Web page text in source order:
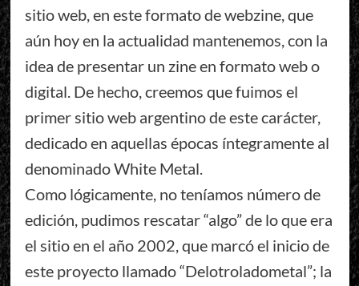
sitio web, en este formato de webzine, que
aún hoy en la actualidad mantenemos, con la
idea de presentar un zine en formato web o
digital. De hecho, creemos que fuimos el
primer sitio web argentino de este carácter,
dedicado en aquellas épocas íntegramente al
denominado White Metal.
Como lógicamente, no teníamos número de
edición, pudimos rescatar “algo” de lo que era
el sitio en el año 2002, que marcó el inicio de
este proyecto llamado “Delotroladometal”; la